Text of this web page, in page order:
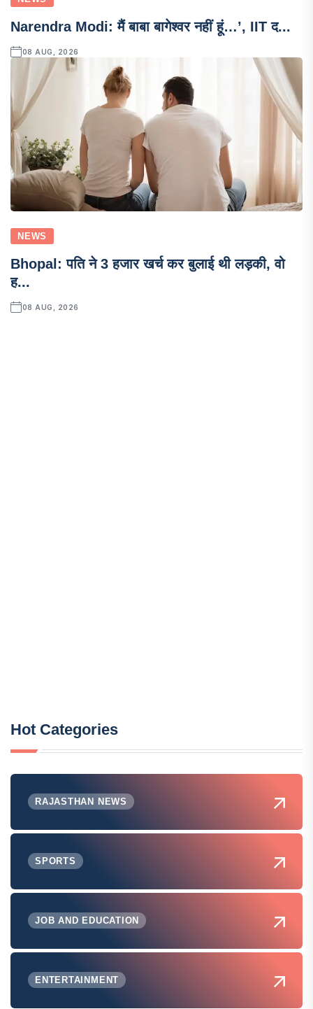
Narendra Modi: मैं बाबा बागेश्वर नहीं हूं…’, IIT द...
08 AUG, 2026
NEWS
Bhopal: पति ने 3 हजार खर्च कर बुलाई थी लड़की, वो
ह...
08 AUG, 2026
Hot Categories
RAJASTHAN NEWS
SPORTS
JOB AND EDUCATION
ENTERTAINMENT